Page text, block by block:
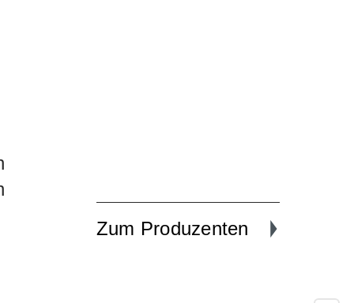
Zum Produzenten